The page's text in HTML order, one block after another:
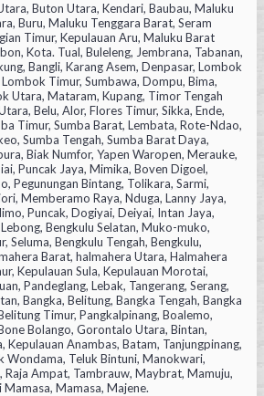
Buton Utara, Kendari, Baubau, Maluku
Buru, Maluku Tenggara Barat, Seram
Timur, Kepulauan Aru, Maluku Barat
Kota. Tual, Buleleng, Jembrana, Tabanan,
Bangli, Karang Asem, Denpasar, Lombok
Timur, Sumbawa, Dompu, Bima,
Utara, Mataram, Kupang, Timor Tengah
Belu, Alor, Flores Timur, Sikka, Ende,
Timur, Sumba Barat, Lembata, Rote-Ndao,
Sumba Tengah, Sumba Barat Daya,
Biak Numfor, Yapen Waropen, Merauke,
Puncak Jaya, Mimika, Boven Digoel,
Pegunungan Bintang, Tolikara, Sarmi,
Memberamo Raya, Nduga, Lanny Jaya,
Puncak, Dogiyai, Deiyai, Intan Jaya,
Bengkulu Selatan, Muko-muko,
Seluma, Bengkulu Tengah, Bengkulu,
Barat, halmahera Utara, Halmahera
Kepulauan Sula, Kepulauan Morotai,
Pandeglang, Lebak, Tangerang, Serang,
Bangka, Belitung, Bangka Tengah, Bangka
Timur, Pangkalpinang, Boalemo,
Bolango, Gorontalo Utara, Bintan,
Kepulauan Anambas, Batam, Tanjungpinang,
Wondama, Teluk Bintuni, Manokwari,
Raja Ampat, Tambrauw, Maybrat, Mamuju,
Mamasa, Majene.